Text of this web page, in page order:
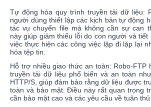
Tự động hóa quy trình truyền tải dữ liệu:
người dùng thiết lập các kịch bản tự động
tác vụ chuyển file mà không cần sự can
này giúp giảm thiểu lỗi do con người và tiết
việc thực hiện các công việc lặp đi lặp lại
hóa tệp tin.
Hỗ trợ nhiều giao thức an toàn: Robo-FTP
truyền tải dữ liệu phổ biến và an toàn như
HTTP/S, giúp đảm bảo rằng dữ liệu được
toàn và bảo mật. Điều này rất quan trọng
cần bảo mật cao và các yêu cầu về tuân